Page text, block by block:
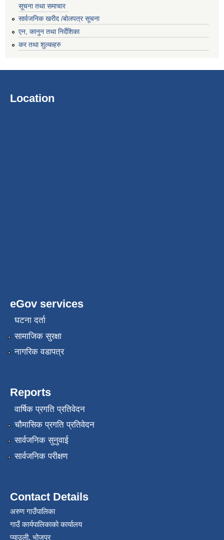
सूचना तथा समाचार
सार्वजनिक खरीद /बोलपत्र सूचना
एन, कानुन तथा निर्देशिका
कर तथा शुल्कहरु
Location
eGov services
घटना दर्ता
सामाजिक सुरक्षा
नागरिक वडापत्र
Reports
वार्षिक प्रगति प्रतिवेदन
चौमासिक प्रगति प्रतिवेदन
सार्वजनिक सुनुवाई
सार्वजनिक परीक्षण
Contact Details
अरुण गाउँपालिका
गाउँ कार्यपालिकाको कार्यालय
प्याउली, भोजपुर